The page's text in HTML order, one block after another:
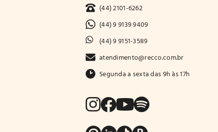
(44) 2101-6262
(44) 9 9139 9409
(44) 9 9151-3589
atendimento@recco.com.br
Segunda a sexta das 9h às 17h